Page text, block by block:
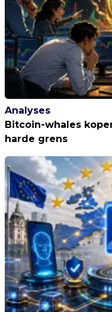
Analyses
Bitcoin-whales
harde grens